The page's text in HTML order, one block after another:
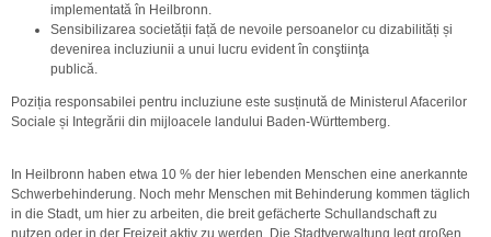
implementată în Heilbronn.
Sensibilizarea societății față de nevoile persoanelor cu dizabilități și
devenirea incluziunii a unui lucru evident în conştiinţa
publică.
Poziția responsabilei pentru incluziune este susținută de Ministerul Afacerilor
Sociale și Integrării din mijloacele landului Baden-Württemberg.
In Heilbronn haben etwa 10 % der hier lebenden Menschen eine anerkannte
Schwerbehinderung. Noch mehr Menschen mit Behinderung kommen täglich
in die Stadt, um hier zu arbeiten, die breit gefächerte Schullandschaft zu
nutzen oder in der Freizeit aktiv zu werden. Die Stadtverwaltung legt großen